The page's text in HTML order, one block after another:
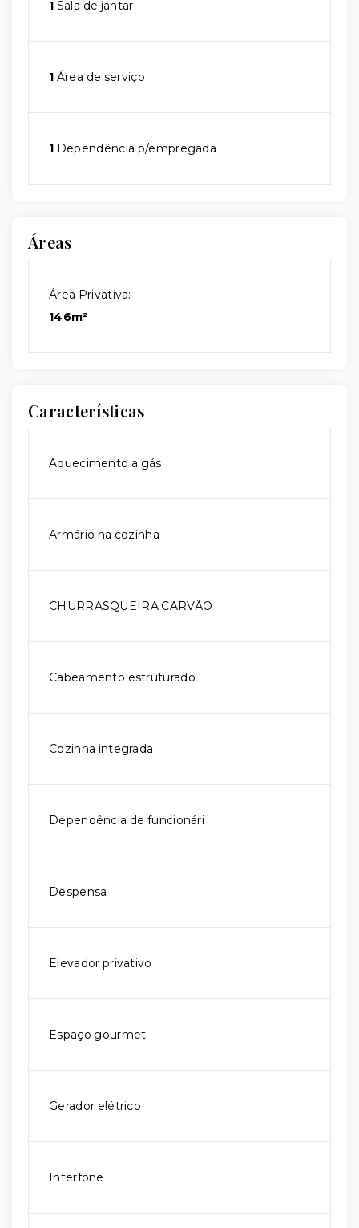
1 Sala de jantar
1 Área de serviço
1 Dependência p/empregada
Áreas
Área Privativa:
146m²
Características
Aquecimento a gás
Armário na cozinha
CHURRASQUEIRA CARVÃO
Cabeamento estruturado
Cozinha integrada
Dependência de funcionári
Despensa
Elevador privativo
Espaço gourmet
Gerador elétrico
Interfone